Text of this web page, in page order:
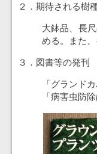
２．期待される樹
大鉢品、長
める。また
３．図書等の発刊
「グランド
「病害虫防